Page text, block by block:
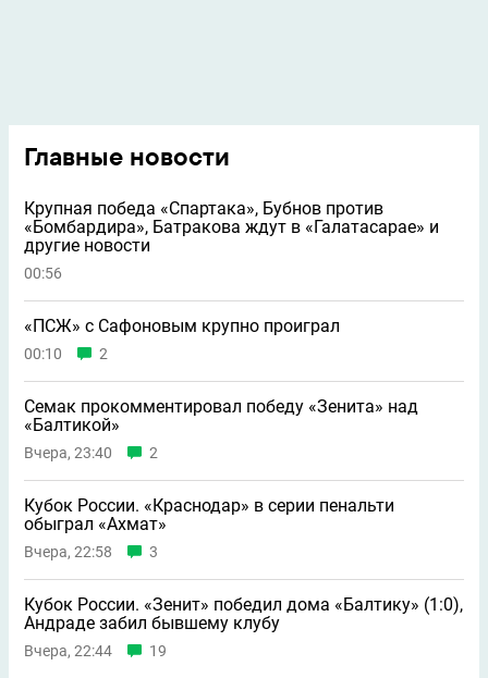
Главные новости
Крупная победа «Спартака», Бубнов против
«Бомбардира», Батракова ждут в «Галатасарае» и
другие новости
00:56
«ПСЖ» с Сафоновым крупно проиграл
00:10 2
Семак прокомментировал победу «Зенита» над
«Балтикой»
Вчера, 23:40 2
Кубок России. «Краснодар» в серии пенальти
обыграл «Ахмат»
Вчера, 22:58 3
Кубок России. «Зенит» победил дома «Балтику» (1:0),
Андраде забил бывшему клубу
Вчера, 22:44 19